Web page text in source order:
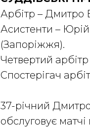
Арбітр – Дмитро
Асистенти –
(Запоріжжя).
Четвертий
Спостерігач
37-річний Дмитро
обслуговує